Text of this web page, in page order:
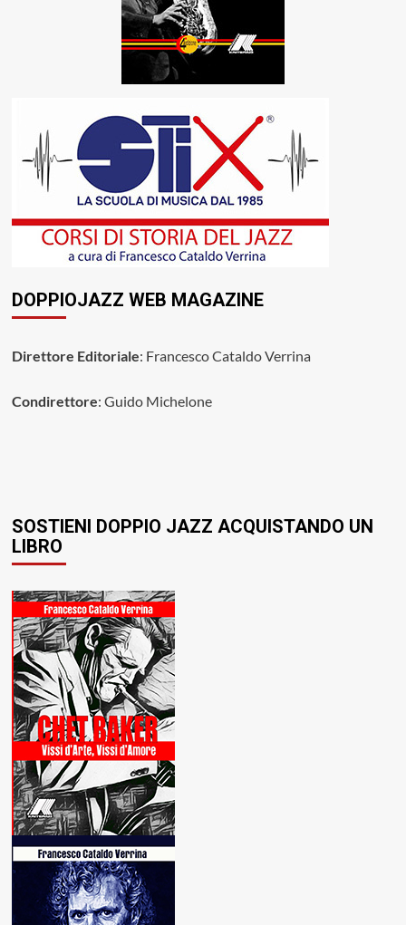
DOPPIOJAZZ WEB MAGAZINE
Direttore Editoriale: Francesco Cataldo Verrina
Condirettore: Guido Michelone
SOSTIENI DOPPIO JAZZ ACQUISTANDO UN
LIBRO